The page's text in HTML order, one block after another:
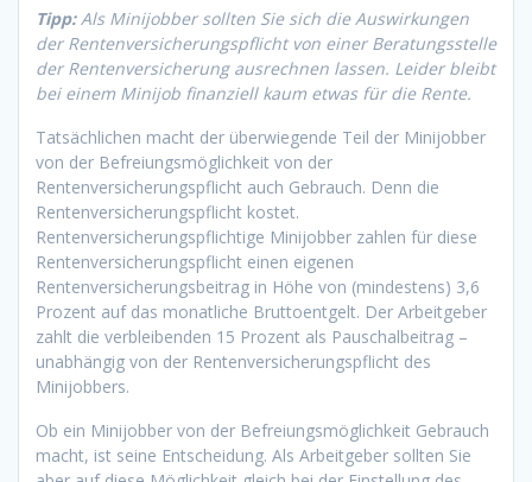
Tipp:Als Minijobber sollten Sie sich die Auswirkungen
der Rentenversicherungspflicht von einer Beratungsstelle
der Rentenversicherung ausrechnen lassen. Leider bleibt
bei einem Minijob finanziell kaum etwas für die Rente.
Tatsächlichen macht der überwiegende Teil der Minijobber
von der Befreiungsmöglichkeit von der
Rentenversicherungspflicht auch Gebrauch. Denn die
Rentenversicherungspflicht kostet.
Rentenversicherungspflichtige Minijobber zahlen für diese
Rentenversicherungspflicht einen eigenen
Rentenversicherungsbeitrag in Höhe von (mindestens) 3,6
Prozent auf das monatliche Bruttoentgelt. Der Arbeitgeber
zahlt die verbleibenden 15 Prozent als Pauschalbeitrag –
unabhängig von der Rentenversicherungspflicht des
Minijobbers.
Ob ein Minijobber von der Befreiungsmöglichkeit Gebrauch
macht, ist seine Entscheidung. Als Arbeitgeber sollten Sie